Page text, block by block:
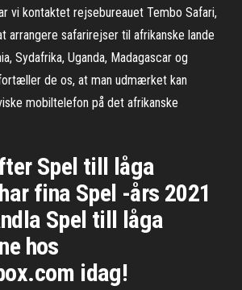
vi kontaktet rejsebureauet Tembo Safari,
arrangere safarirejser til afrikanske lande
Sydafrika, Uganda, Madagascar og
de os, at man udmærket kan
mobiltelefon på det afrikanske
Spel till låga
fina Spel -års 2021
Spel till låga
hos
idag!